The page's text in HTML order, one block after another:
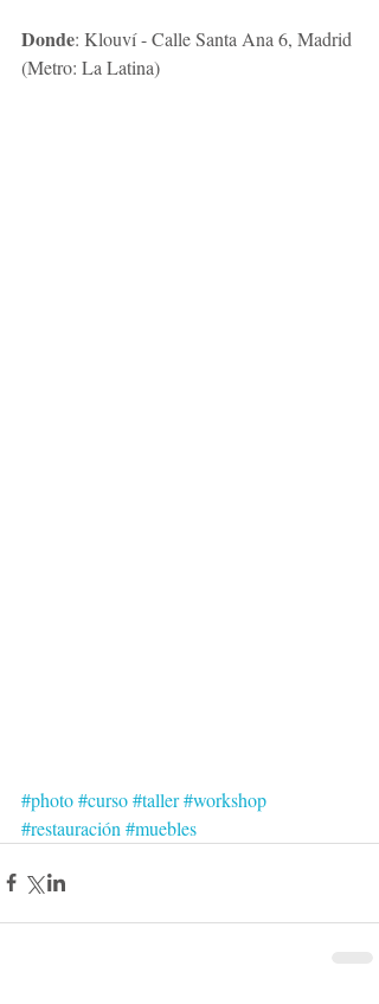
Donde: Klouví - Calle Santa Ana 6, Madrid
(Metro: La Latina)
#photo#curso#taller#workshop
#restauración #muebles